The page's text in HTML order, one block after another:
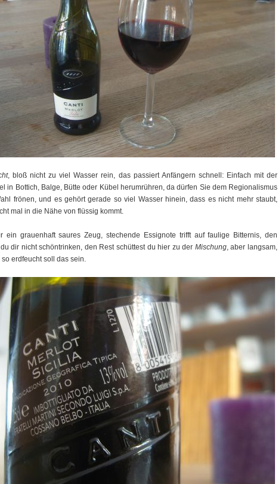
, bloß nicht zu viel Wasser rein, das passiert Anfängern schnell: Einfach mit der
in Bottich, Balge, Bütte oder Kübel herumrühren, da dürfen Sie dem Regionalismus
frönen, und es gehört gerade so viel Wasser hinein, dass es nicht mehr staubt,
mal in die Nähe von flüssig kommt.
ein grauenhaft saures Zeug, stechende Essignote trifft auf faulige Bitternis, den
dir nicht schöntrinken, den Rest schüttest du hier zu der Mischung, aber langsam,
erdfeucht soll das sein.